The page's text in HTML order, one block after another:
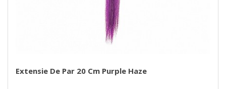
Extensie De Par 20 Cm Purple Haze